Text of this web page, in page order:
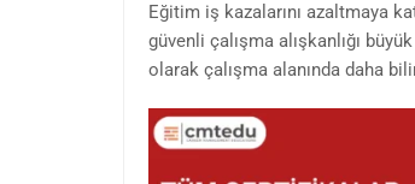
Eğitim iş kazalarını azaltmaya
güvenli çalışma alışkanlığı
olarak çalışma alanında daha